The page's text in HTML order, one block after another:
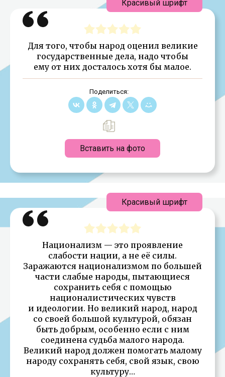
Для того, чтобы народ оценил великие
государственные дела, надо чтобы
ему от них досталось хотя бы малое.
Поделиться:
Вставить на фото
Красивый шрифт
Национализм — это проявление
слабости нации, а не её силы.
Заражаются национализмом по большей
части слабые народы, пытающиеся
сохранить себя с помощью
националистических чувств
и идеологии. Но великий народ, народ
со своей большой культурой, обязан
быть добрым, особенно если с ним
соединена судьба малого народа.
Великий народ должен помогать малому
народу сохранять себя, свой язык, свою
культуру…
Красивый шрифт